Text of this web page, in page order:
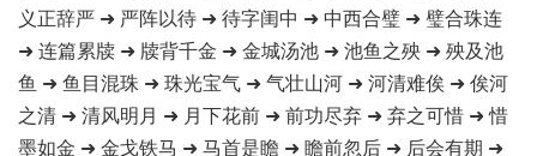
义正辞严 ➜ 严阵以待 ➜ 待字闺中 ➜ 中西合璧 ➜ 璧合珠连
➜ 连篇累牍 ➜ 牍背千金 ➜ 金城汤池 ➜ 池鱼之殃 ➜ 殃及池
鱼 ➜ 鱼目混珠 ➜ 珠光宝气 ➜ 气壮山河 ➜ 河清难俟 ➜ 俟河
之清 ➜ 清风明月 ➜ 月下花前 ➜ 前功尽弃 ➜ 弃之可惜 ➜ 惜
墨如金 ➜ 金戈铁马 ➜ 马首是瞻 ➜ 瞻前忽后 ➜ 后会有期 ➜